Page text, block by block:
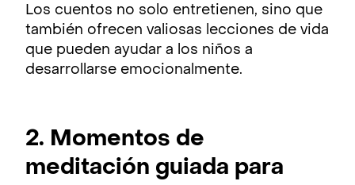
Los cuentos no solo entretienen, sino que
también ofrecen valiosas lecciones de vida
que pueden ayudar a los niños a
desarrollarse emocionalmente.
2. Momentos de
meditación guiada para